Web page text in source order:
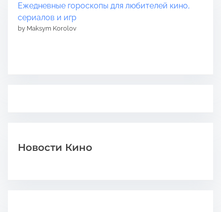
Ежедневные гороскопы для любителей кино,
сериалов и игр
by Maksym Korolov
Новости Кино